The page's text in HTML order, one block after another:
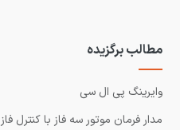
مطالب برگزیده
وایرینگ پی ال سی
مدار فرمان موتور سه فاز با کنترل فاز